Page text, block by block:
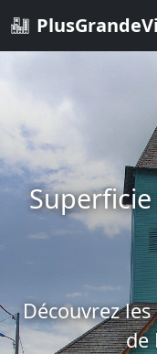
Découvrez
de